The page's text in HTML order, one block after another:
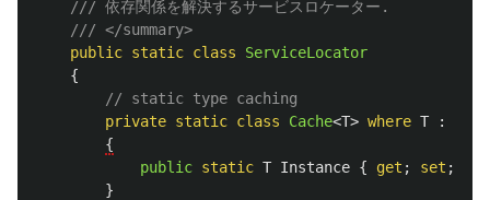
/// 依存関係を解決するサービスロケーター.
/// </summary>
public static class
ServiceLocator
{
// static type caching
private static class Cache<T> where T :
{
public static T Instance { get ; set ;
}